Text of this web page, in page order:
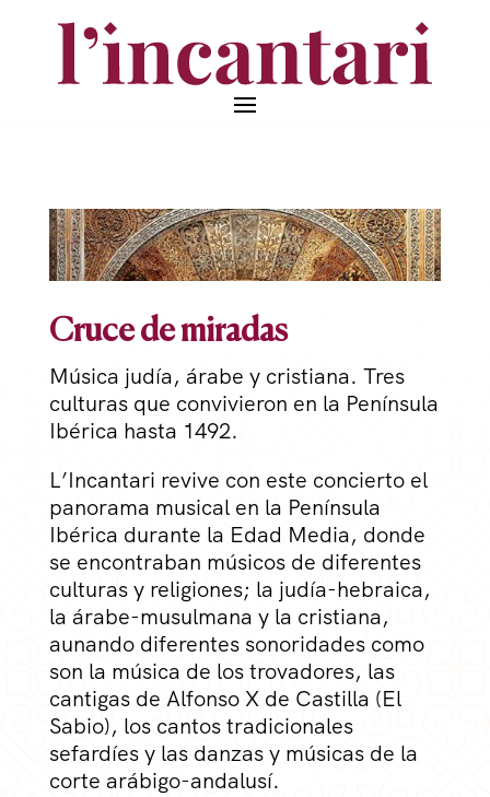
Cruce de miradas
Música judía, árabe y cristiana. Tres
culturas que convivieron en la Península
Ibérica hasta 1492.
L’Incantari revive con este concierto el
panorama musical en la Península
Ibérica durante la Edad Media, donde
se encontraban músicos de diferentes
culturas y religiones; la judía-hebraica,
la árabe-musulmana y la cristiana,
aunando diferentes sonoridades como
son la música de los trovadores, las
cantigas de Alfonso X de Castilla (El
Sabio), los cantos tradicionales
sefardíes y las danzas y músicas de la
corte arábigo-andalusí.